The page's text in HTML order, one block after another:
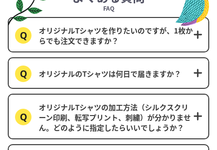
FAQ
オリジナルTシャツを作りたいのですが、1枚か
らでも注文できますか？
オリジナルのTシャツは何日で届きますか？
オリジナルTシャツの加工方法（シルクスクリ
ーン印刷、転写プリント、刺繍）が分かりませ
ん。どのように指定したらいいでしょうか？